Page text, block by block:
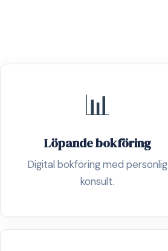
📊
Löpande bokföring
Digital bokföring med personlig
konsult.